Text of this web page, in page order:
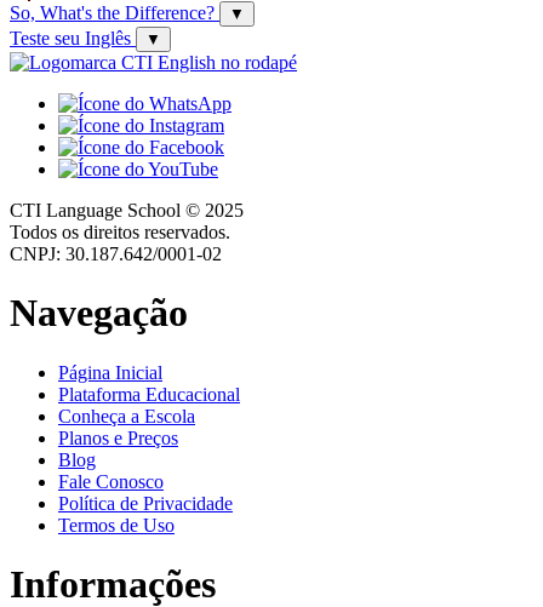
So, What's the Difference? ▼
Teste seu Inglês ▼
CTI Language School © 2025
Todos os direitos reservados.
CNPJ: 30.187.642/0001-02
Navegação
Página Inicial
Plataforma Educacional
Conheça a Escola
Planos e Preços
Blog
Fale Conosco
Política de Privacidade
Termos de Uso
Informações